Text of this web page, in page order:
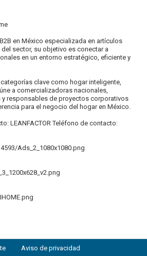
en México especializada en artículos
sector, su objetivo es conectar a
en un entorno estratégico, eficiente y
clave como hogar inteligente,
a comercializadoras nacionales,
responsables de proyectos corporativos
para el negocio del hogar en México.
LEANFACTOR Teléfono de contacto:
Ads_2_1080x1080.png
Aviso de privacidad